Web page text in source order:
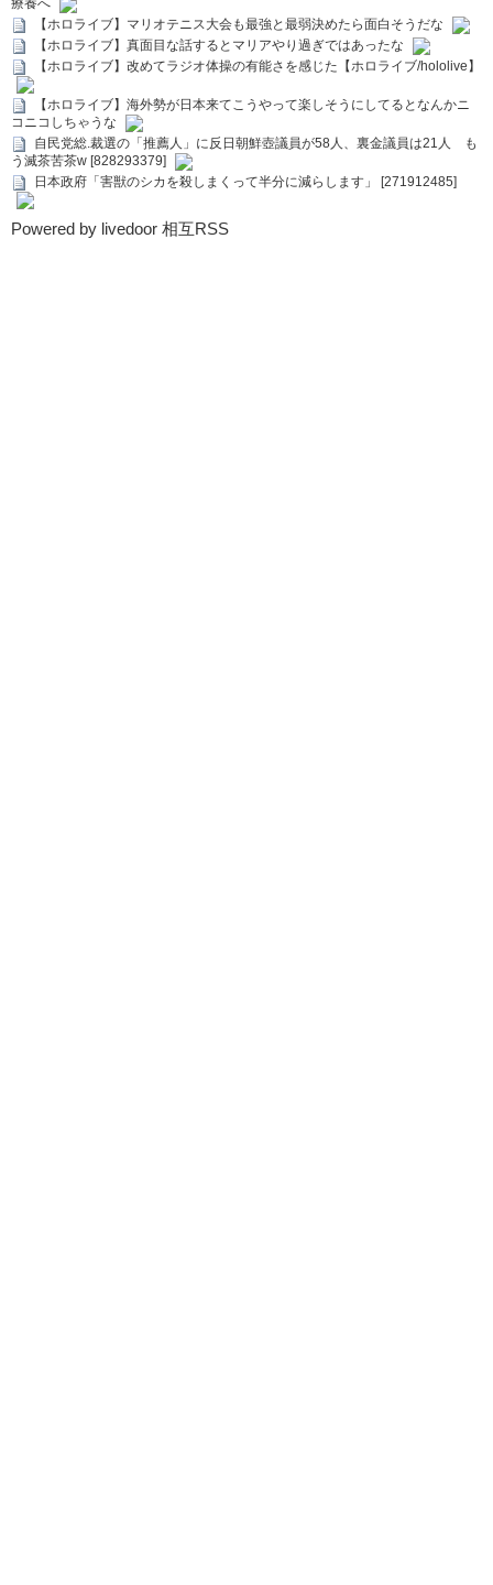
療養へ
【ホロライブ】マリオテニス大会も最強と最弱決めたら面白そうだな
【ホロライブ】真面目な話するとマリアやり過ぎではあったな
【ホロライブ】改めてラジオ体操の有能さを感じた【ホロライブ/hololive】
【ホロライブ】海外勢が日本来てこうやって楽しそうにしてるとなんかニ
コニコしちゃうな
自民党総.裁選の「推薦人」に反日朝鮮壺議員が58人、裏金議員は21人 も
う滅茶苦茶w [828293379]
日本政府「害獣のシカを殺しまくって半分に減らします」 [271912485]
Powered by livedoor 相互RSS